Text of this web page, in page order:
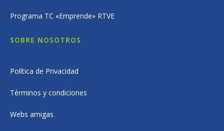
Programa TC «Emprende» RTVE
SOBRE NOSOTROS
Política de Privacidad
Términos y condiciones
Webs amigas